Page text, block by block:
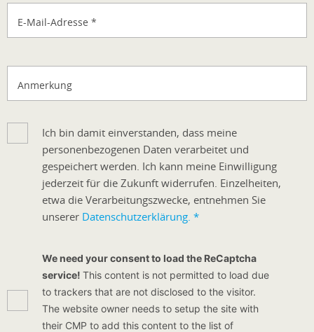
E-Mail-Adresse *
Anmerkung
Ich bin damit einverstanden, dass meine
personenbezogenen Daten verarbeitet und
gespeichert werden. Ich kann meine Einwilligung
jederzeit für die Zukunft widerrufen. Einzelheiten,
etwa die Verarbeitungszwecke, entnehmen Sie
unserer Datenschutzerklärung. *
We need your consent to load the ReCaptcha
service! This content is not permitted to load due
to trackers that are not disclosed to the visitor.
The website owner needs to setup the site with
their CMP to add this content to the list of